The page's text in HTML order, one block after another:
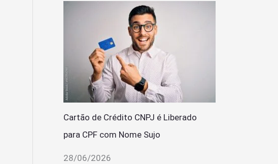
Cartão de Crédito CNPJ é Liberado
para CPF com Nome Sujo
28/06/2026